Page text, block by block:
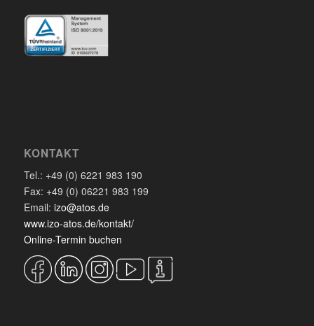
KONTAKT
Tel.: +49 (0) 6221 983 190
Fax: +49 (0) 06221 983 199
Email: izo@atos.de
www.izo-atos.de/kontakt/
Online-Termin buchen